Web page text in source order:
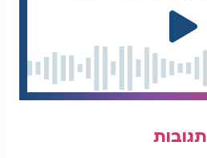
תגובות